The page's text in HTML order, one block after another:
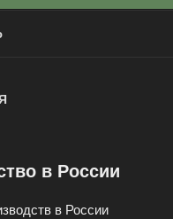
в России
в России